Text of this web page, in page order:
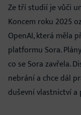
Ze tří studií je vůči
Koncem roku 2025
OpenAI, která měla
platformu Sora.
co se Sora zavřela.
nebrání a chce dál
duševní vlastnictví a